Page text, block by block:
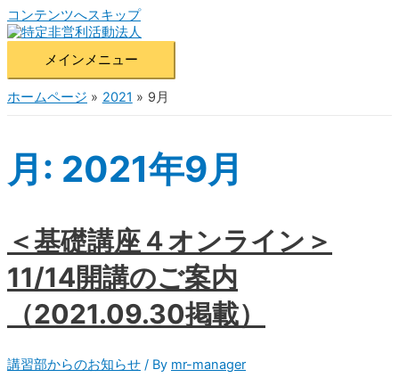
コンテンツへスキップ
メインメニュー
ホームページ 2021 9月
月: 2021年9月
＜基礎講座４オンライン＞
11/14開講のご案内
（2021.09.30掲載）
講習部からのお知らせ / By mr-manager